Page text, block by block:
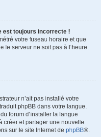
est toujours incorrecte !
votre fuseau horaire et que
le serveur ne soit pas à l’heure.
n’ait pas installé votre
phpBB dans votre langue.
forum d’installer la langue
créer et partager une nouvelle
sur le site Internet de phpBB®.